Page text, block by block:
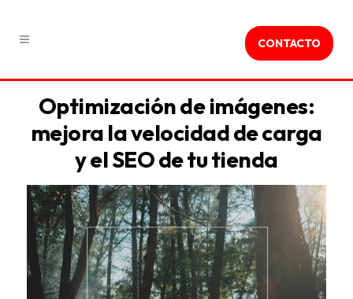
CONTACTO
Optimización de imágenes:
mejora la velocidad de carga
y el SEO de tu tienda